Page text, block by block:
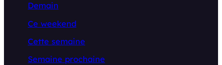
Demain
Ce weekend
Cette semaine
Semaine prochaine